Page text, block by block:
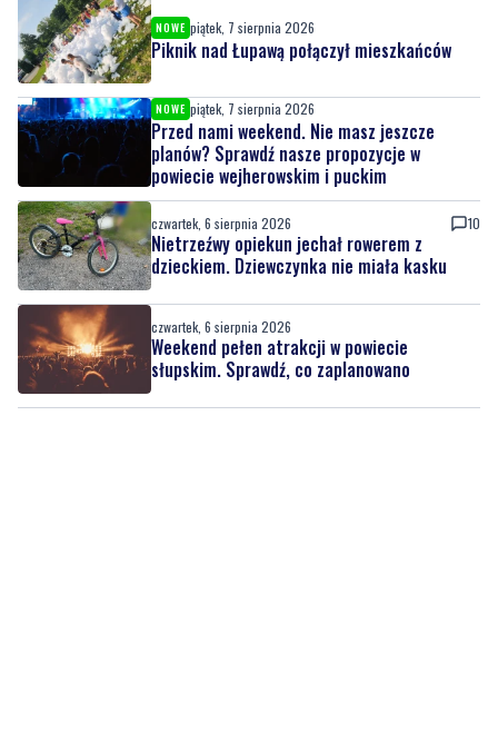
NOWE piątek, 7 sierpnia 2026
Piknik nad Łupawą połączył mieszkańców
NOWE piątek, 7 sierpnia 2026
Przed nami weekend. Nie masz jeszcze
planów? Sprawdź nasze propozycje w
powiecie wejherowskim i puckim
czwartek, 6 sierpnia 2026 10
Nietrzeźwy opiekun jechał rowerem z
dzieckiem. Dziewczynka nie miała kasku
czwartek, 6 sierpnia 2026
Weekend pełen atrakcji w powiecie
słupskim. Sprawdź, co zaplanowano